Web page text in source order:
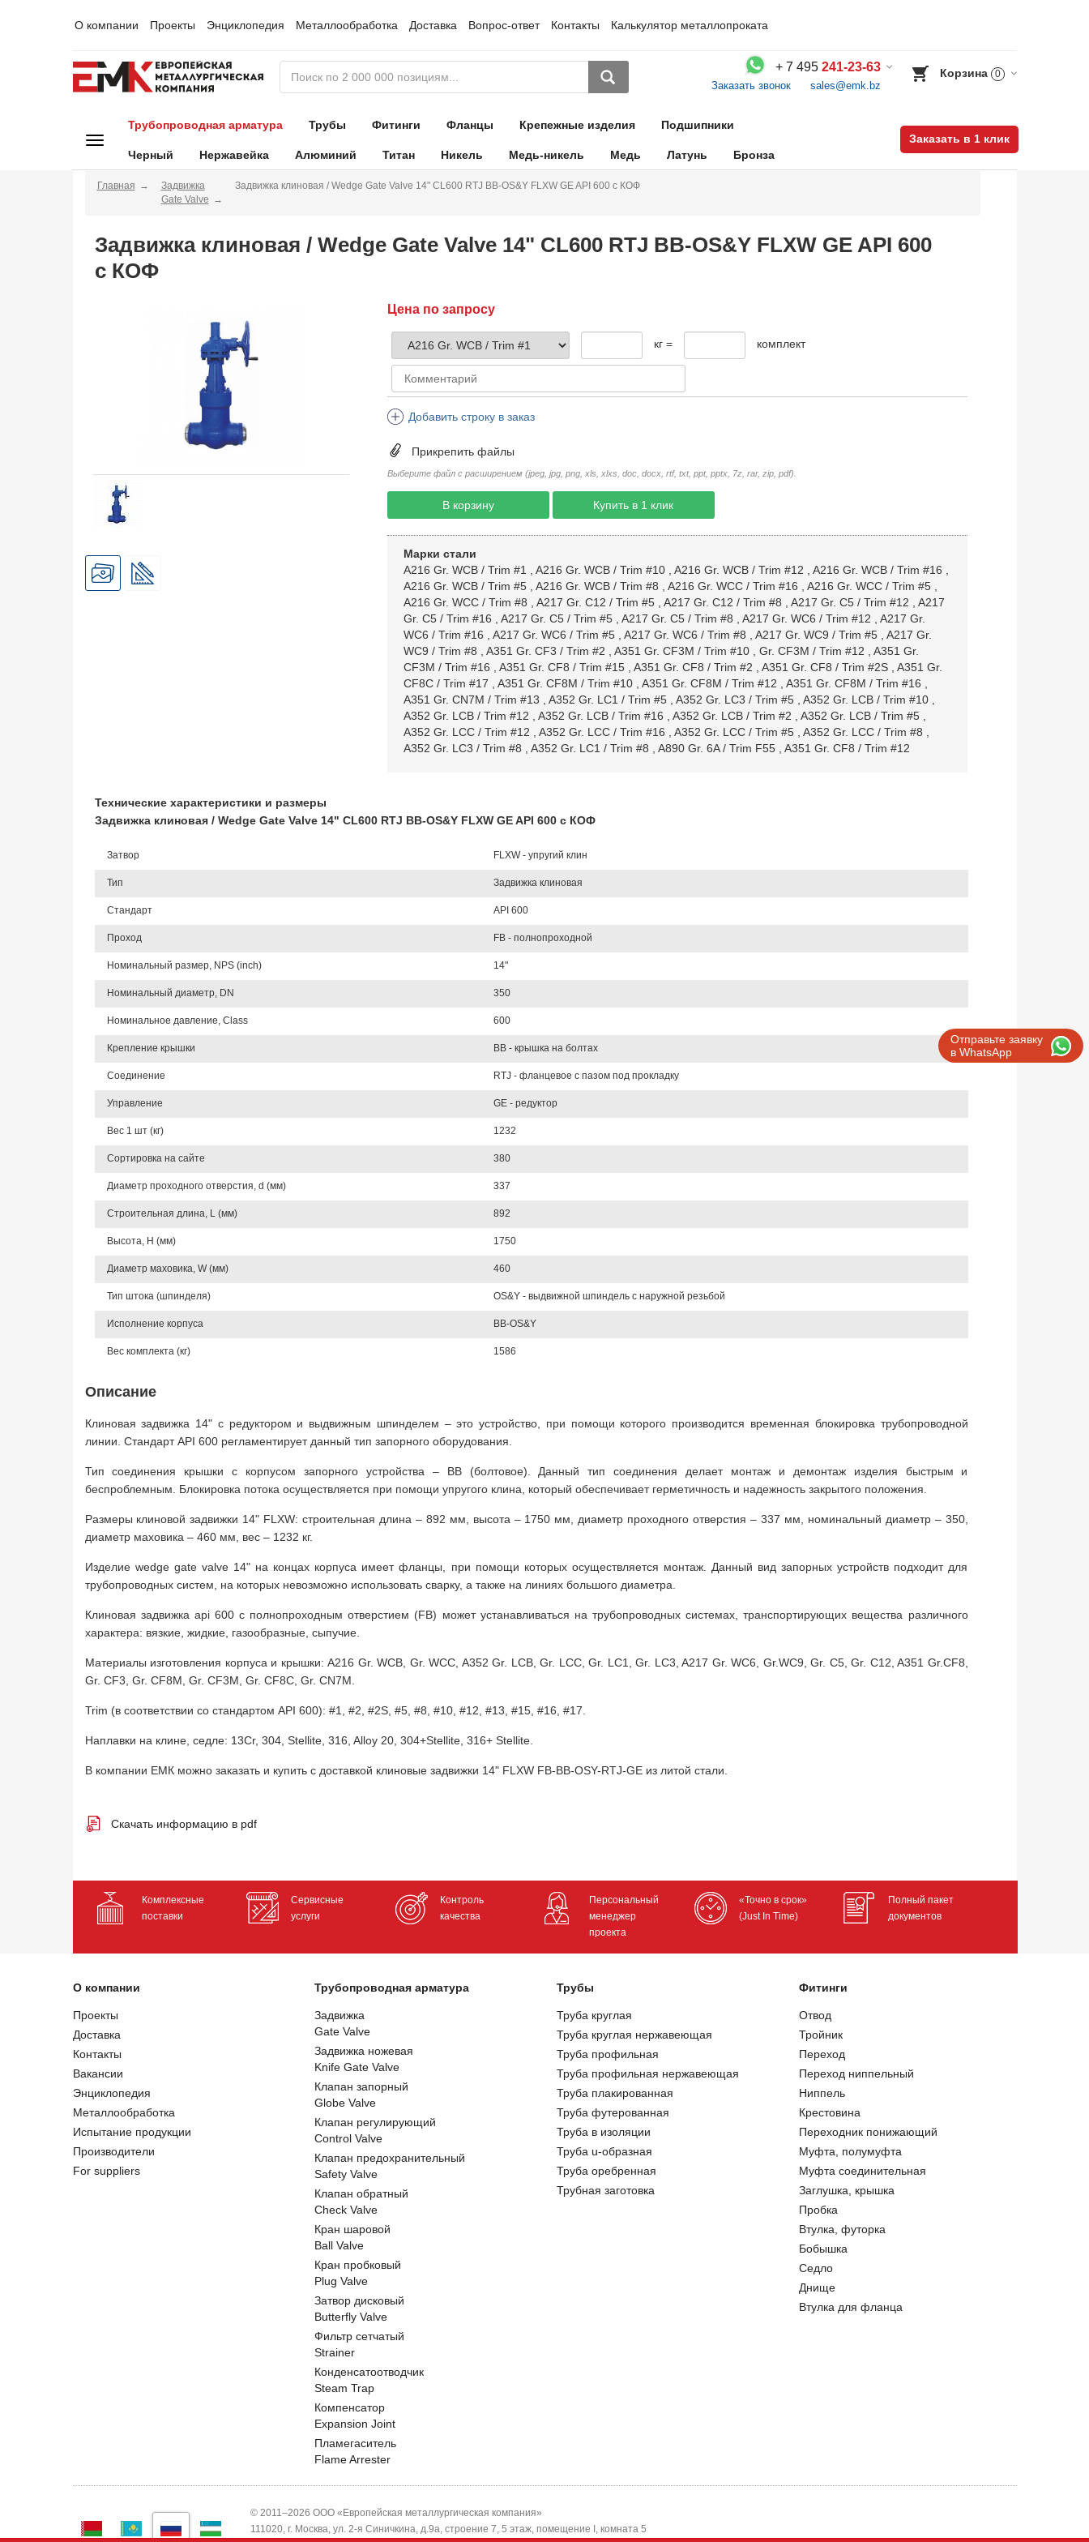
О компании Проекты Энциклопедия Металлообработка Доставка Вопрос-ответ Контакты Калькулятор металлопроката
+ 7 495 241-23-63
Заказать звонок sales@emk.bz
Корзина 0
Трубопроводная арматура Трубы Фитинги Фланцы Крепежные изделия Подшипники
Черный Нержавейка Алюминий Титан Никель Медь-никель Медь Латунь Бронза
Заказать в 1 клик
Отправьте заявку
в WhatsApp
Главная
Задвижка
Gate Valve
Задвижка клиновая / Wedge Gate Valve 14" CL600 RTJ BB-OS&Y FLXW GE API 600 с КОФ
Задвижка клиновая / Wedge Gate Valve 14" CL600 RTJ BB-OS&Y FLXW GE API 600
с КОФ
Цена по запросу
кг = комплект
Добавить строку в заказ
Прикрепить файлы
Выберите файл с расширением (jpeg, jpg, png, xls, xlxs, doc, docx, rtf, txt, ppt, pptx, 7z, rar, zip, pdf).
В корзину Купить в 1 клик
Марки стали
A216 Gr. WCB / Trim #1
A216 Gr. WCB / Trim #10, A216 Gr. WCB / Trim #12 A216 Gr. WCB / Trim #16
A216 Gr. WCB / Trim #5, A216 Gr. WCB / Trim #8 A216 Gr. WCC / Trim #16 A216 Gr. WCC / Trim #5,
A216 Gr. WCC / Trim #8
A217 Gr. C12 / Trim #5, A217 Gr. C12 / Trim #8 A217 Gr. C5 / Trim #12
A217
Gr. C5 / Trim #16
A217 Gr. C5 / Trim #5, A217 Gr. C5 / Trim #8 A217 Gr. WC6 / Trim #12
A217 Gr.
WC6 / Trim #16
A217 Gr. WC6 / Trim #5, A217 Gr. WC6 / Trim #8 A217 Gr. WC9 / Trim #5, A217 Gr.
WC9 / Trim #8
A351 Gr. CF3 / Trim #2 A351 Gr. CF3M / Trim #10, Gr. CF3M / Trim #12
A351 Gr.
CF3M / Trim #16
A351 Gr. CF8 / Trim #15, A351 Gr. CF8 / Trim #2 A351 Gr. CF8 / Trim #2S, A351 Gr.
CF8C / Trim #17
A351 Gr. CF8M / Trim #10, A351 Gr. CF8M / Trim #12 A351 Gr. CF8M / Trim #16
A351 Gr. CN7M / Trim #13
A352 Gr. LC1 / Trim #5, A352 Gr. LC3 / Trim #5, A352 Gr. LCB / Trim #10,
A352 Gr. LCB / Trim #12
A352 Gr. LCB / Trim #16 A352 Gr. LCB / Trim #2 A352 Gr. LCB / Trim #5,
A352 Gr. LCC / Trim #12
A352 Gr. LCC / Trim #16 A352 Gr. LCC / Trim #5, A352 Gr. LCC / Trim #8
A352 Gr. LC3 / Trim #8
A352 Gr. LC1 / Trim #8 A890 Gr. 6A / Trim F55, A351 Gr. CF8 / Trim #12
Технические характеристики и размеры
Задвижка клиновая / Wedge Gate Valve 14" CL600 RTJ BB-OS&Y FLXW GE API 600 с КОФ
Затвор FLXW - упругий клин
Тип Задвижка клиновая
Стандарт API 600
Проход FB - полнопроходной
Номинальный размер, NPS (inch) 14"
Номинальный диаметр, DN 350
Номинальное давление, Class 600
Крепление крышки BB - крышка на болтах
Соединение RTJ - фланцевое с пазом под прокладку
Управление GE - редуктор
Вес 1 шт (кг) 1232
Сортировка на сайте 380
Диаметр проходного отверстия, d (мм) 337
Строительная длина, L (мм) 892
Высота, Н (мм) 1750
Диаметр маховика, W (мм) 460
Тип штока (шпинделя) OS&Y - выдвижной шпиндель с наружной резьбой
Исполнение корпуса BB-OS&Y
Вес комплекта (кг) 1586
Описание
Клиновая задвижка 14" с редуктором и выдвижным шпинделем – это устройство, при помощи которого производится временная блокировка трубопроводной
линии. Стандарт API 600 регламентирует данный тип запорного оборудования.
Тип соединения крышки с корпусом запорного устройства – BB (болтовое). Данный тип соединения делает монтаж и демонтаж изделия быстрым и
беспроблемным. Блокировка потока осуществляется при помощи упругого клина, который обеспечивает герметичность и надежность закрытого положения.
Размеры клиновой задвижки 14" FLXW: строительная длина – 892 мм, высота – 1750 мм, диаметр проходного отверстия – 337 мм, номинальный диаметр – 350,
диаметр маховика – 460 мм, вес – 1232 кг.
Изделие wedge gate valve 14" на концах корпуса имеет фланцы, при помощи которых осуществляется монтаж. Данный вид запорных устройств подходит для
трубопроводных систем, на которых невозможно использовать сварку, а также на линиях большого диаметра.
Клиновая задвижка api 600 с полнопроходным отверстием (FB) может устанавливаться на трубопроводных системах, транспортирующих вещества различного
характера: вязкие, жидкие, газообразные, сыпучие.
Материалы изготовления корпуса и крышки: A216 Gr. WCB, Gr. WCC, A352 Gr. LCB, Gr. LCC, Gr. LC1, Gr. LC3, A217 Gr. WC6, Gr.WC9, Gr. C5, Gr. C12, A351 Gr.CF8,
Gr. CF3, Gr. CF8M, Gr. CF3M, Gr. CF8C, Gr. CN7M.
Trim (в соответствии со стандартом API 600): #1, #2, #2S, #5, #8, #10, #12, #13, #15, #16, #17.
Наплавки на клине, седле: 13Cr, 304, Stellite, 316, Alloy 20, 304+Stellite, 316+ Stellite.
В компании ЕМК можно заказать и купить с доставкой клиновые задвижки 14" FLXW FB-BB-OSY-RTJ-GE из литой стали.
Скачать информацию в pdf
Комплексные
поставки
Сервисные
услуги
Контроль
качества
Персональный
менеджер
проекта
«Точно в срок»
(Just In Time)
Полный пакет
документов
О компании
Проекты
Доставка
Контакты
Вакансии
Энциклопедия
Металлообработка
Испытание продукции
Производители
For suppliers
Трубопроводная арматура
Задвижка
Gate Valve
Задвижка ножевая
Knife Gate Valve
Клапан запорный
Globe Valve
Клапан регулирующий
Control Valve
Клапан предохранительный
Safety Valve
Клапан обратный
Check Valve
Кран шаровой
Ball Valve
Кран пробковый
Plug Valve
Затвор дисковый
Butterfly Valve
Фильтр сетчатый
Strainer
Конденсатоотводчик
Steam Trap
Компенсатор
Expansion Joint
Пламегаситель
Flame Arrester
Трубы
Труба круглая
Труба круглая нержавеющая
Труба профильная
Труба профильная нержавеющая
Труба плакированная
Труба футерованная
Труба в изоляции
Труба u-образная
Труба оребренная
Трубная заготовка
Фитинги
Отвод
Тройник
Переход
Переход ниппельный
Ниппель
Крестовина
Переходник понижающий
Муфта, полумуфта
Муфта соединительная
Заглушка, крышка
Пробка
Втулка, футорка
Бобышка
Седло
Днище
Втулка для фланца
© 2011–2026 ООО «Европейская металлургическая компания»
111020, г. Москва, ул. 2-я Синичкина, д.9а, строение 7, 5 этаж, помещение I, комната 5